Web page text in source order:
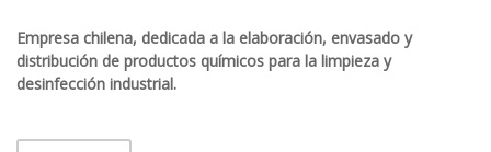
Empresa chilena, dedicada a la elaboración, envasado y
distribución de productos químicos para la limpieza y
desinfección industrial.